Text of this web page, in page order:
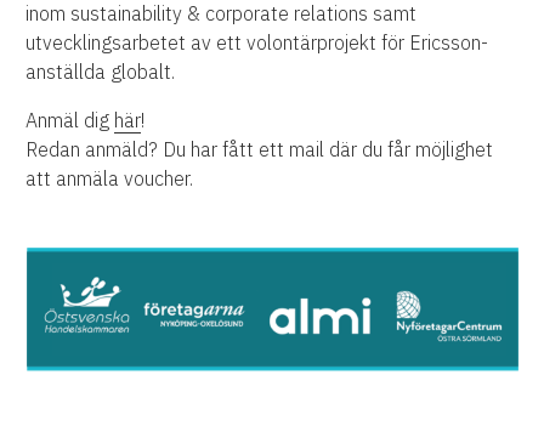
inom sustainability & corporate relations samt
utvecklingsarbetet av ett volontärprojekt för Ericsson-
anställda globalt.
Anmäl dig här!
Redan anmäld? Du har fått ett mail där du får möjlighet
att anmäla voucher.